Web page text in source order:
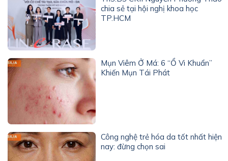
chia sẻ tại hội nghị khoa học
TP.HCM
Mụn Viêm Ở Má: 6 “Ổ Vi Khuẩn”
Khiến Mụn Tái Phát
Công nghệ trẻ hóa da tốt nhất hiện
nay: đừng chọn sai